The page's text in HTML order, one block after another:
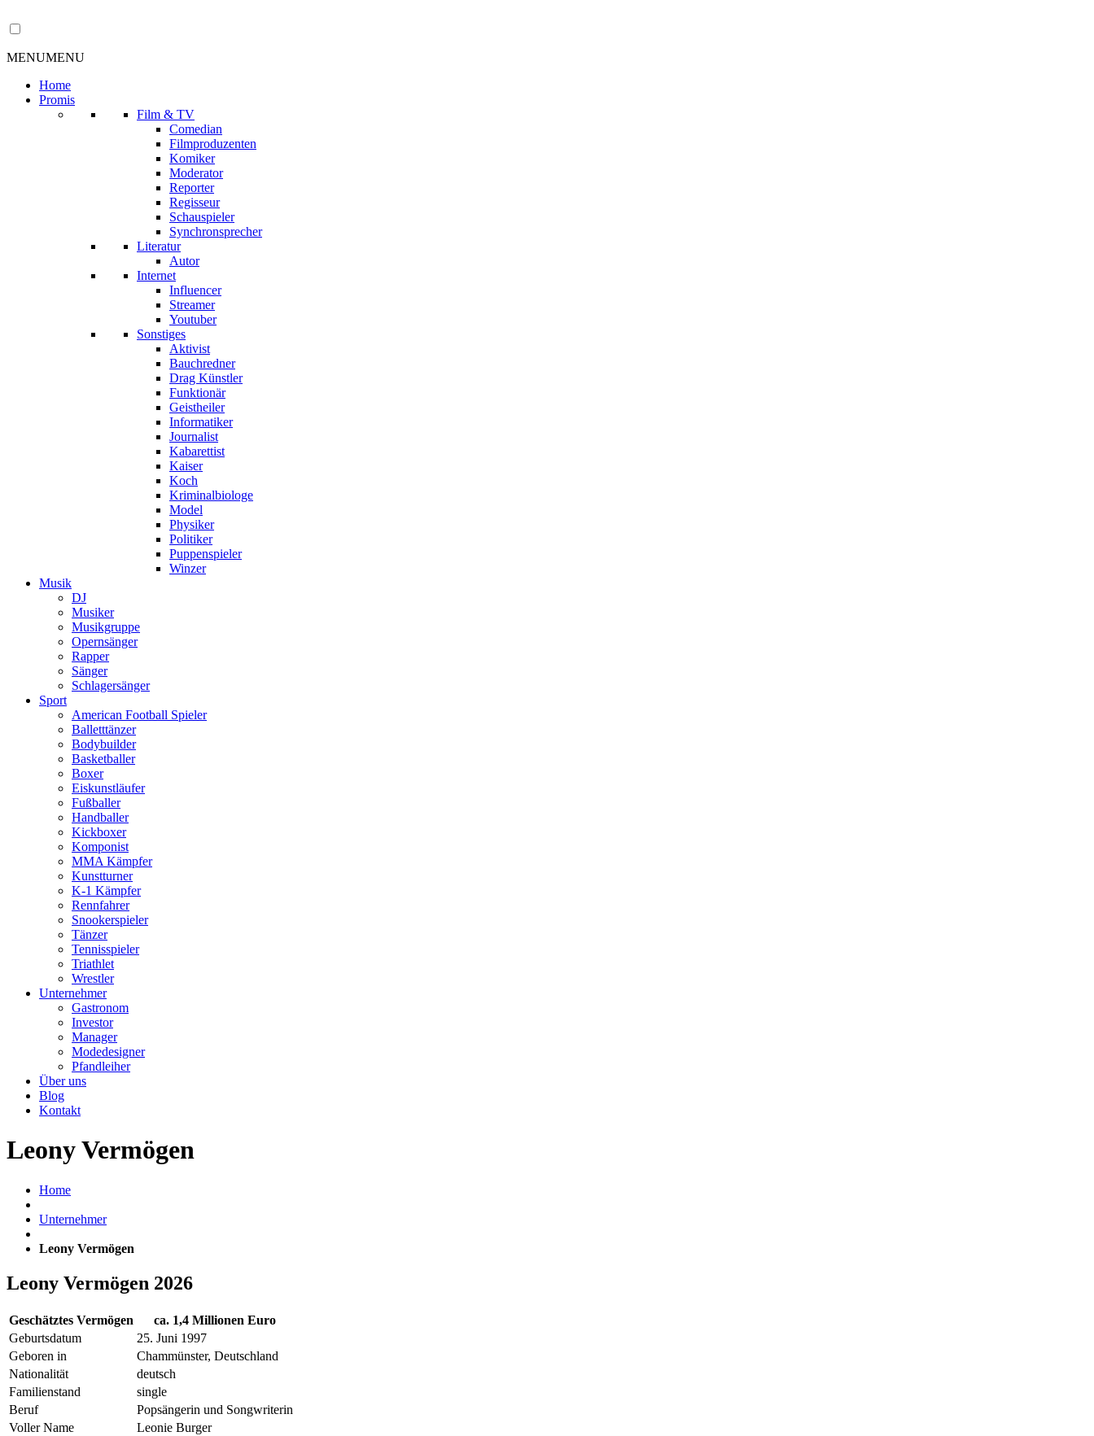
MENUMENU
Home
Promis
Film & TV
Comedian
Filmproduzenten
Komiker
Moderator
Reporter
Regisseur
Schauspieler
Synchronsprecher
Literatur
Autor
Internet
Influencer
Streamer
Youtuber
Sonstiges
Aktivist
Bauchredner
Drag Künstler
Funktionär
Geistheiler
Informatiker
Journalist
Kabarettist
Kaiser
Koch
Kriminalbiologe
Model
Physiker
Politiker
Puppenspieler
Winzer
Musik
DJ
Musiker
Musikgruppe
Opernsänger
Rapper
Sänger
Schlagersänger
Sport
American Football Spieler
Balletttänzer
Bodybuilder
Basketballer
Boxer
Eiskunstläufer
Fußballer
Handballer
Kickboxer
Komponist
MMA Kämpfer
Kunstturner
K-1 Kämpfer
Rennfahrer
Snookerspieler
Tänzer
Tennisspieler
Triathlet
Wrestler
Unternehmer
Gastronom
Investor
Manager
Modedesigner
Pfandleiher
Über uns
Blog
Kontakt
Leony Vermögen
Home
Unternehmer
Leony Vermögen
Leony Vermögen 2026
Geschätztes Vermögen
ca. 1,4 Millionen Euro
Geburtsdatum
25. Juni 1997
Geboren in
Chammünster, Deutschland
Nationalität
deutsch
Familienstand
single
Beruf
Popsängerin und Songwriterin
Voller Name
Leonie Burger